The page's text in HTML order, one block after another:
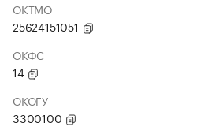
ОКТМО
25624151051
ОКФС
14
ОКОГУ
3300100